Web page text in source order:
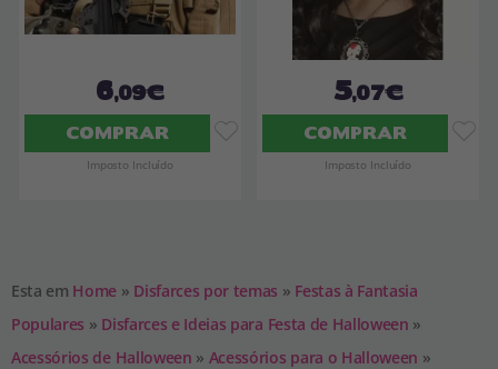
6,09€
COMPRAR
Imposto Incluído
5,07€
COMPRAR
Imposto Incluído
Esta em Home » Disfarces por temas » Festas à Fantasia
Populares » Disfarces e Ideias para Festa de Halloween »
Acessórios de Halloween » Acessórios para o Halloween »